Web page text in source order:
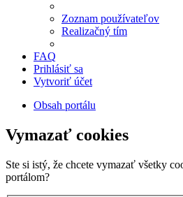
Zoznam používateľov
Realizačný tím
FAQ
Prihlásiť sa
Vytvoriť účet
Obsah portálu
Vymazať cookies
Ste si istý, že chcete vymazať všetky
portálom?